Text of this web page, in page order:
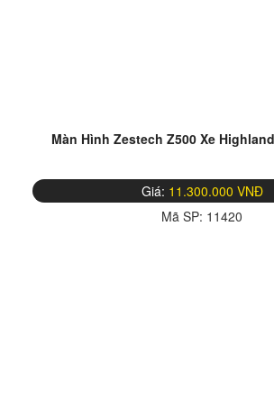
Màn Hình Zestech Z500 Xe
Giá: 11.300.000 VNĐ
Mã SP: 11420